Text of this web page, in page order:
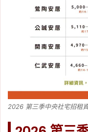
2026 第三季中央社宅招租